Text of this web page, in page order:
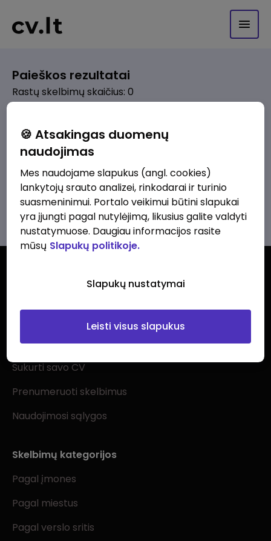
Paieškos rezultatai
Rastų skelbimų skaičius: 0
Pagal pasirinktus kriterijus skelbimų
nerasta. Pakoreguokite paiešką ir
bandykite dar kartą.
Žiūrėti visus skelbimus
Ieškantiems darbo
Visi darbo skelbimai
Sukurti savo CV
Prenumeruoti skelbimus
Naudojimosi sąlygos
Skelbimų kategorijos
Pagal įmones
Pagal miestus
Pagal verslo sritis
🍪 Atsakingas duomenų
naudojimas
Mes naudojame slapukus (angl. cookies)
lankytojų srauto analizei, rinkodarai ir turinio
suasmeninimui. Portalo veikimui būtini slapukai
yra įjungti pagal nutylėjimą, likusius galite valdyti
nustatymuose. Daugiau informacijos rasite
mūsų Slapukų politikoje.
Slapukų nustatymai
Leisti visus slapukus